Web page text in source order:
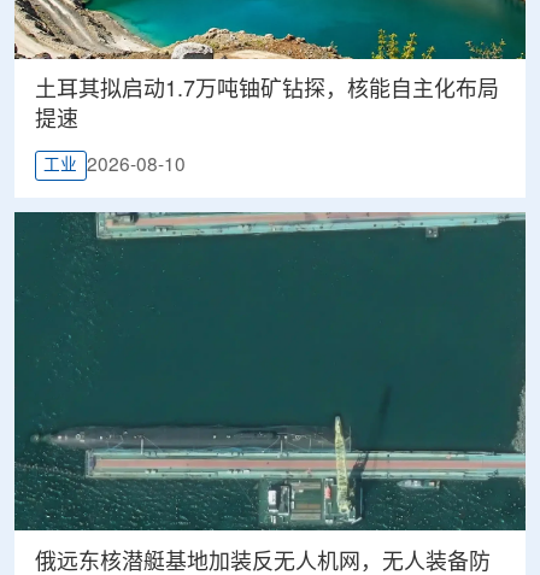
土耳其拟启动1.7万吨铀矿钻探，核能自主化布局
提速
工业 2026-08-10
俄远东核潜艇基地加装反无人机网，无人装备防